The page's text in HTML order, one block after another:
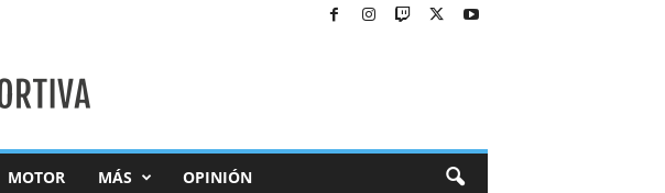
MOTOR MÁS OPINIÓN